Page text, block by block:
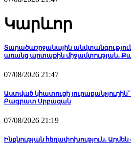
Կարևոր
Տարածաշրջանային
առանց արտաքին միջամտության․
07/08/2026 21:47
Աստված կհատուցի
Բագրատ Սրբազան
07/08/2026 21:19
Ինքնության հեղափոխություն․